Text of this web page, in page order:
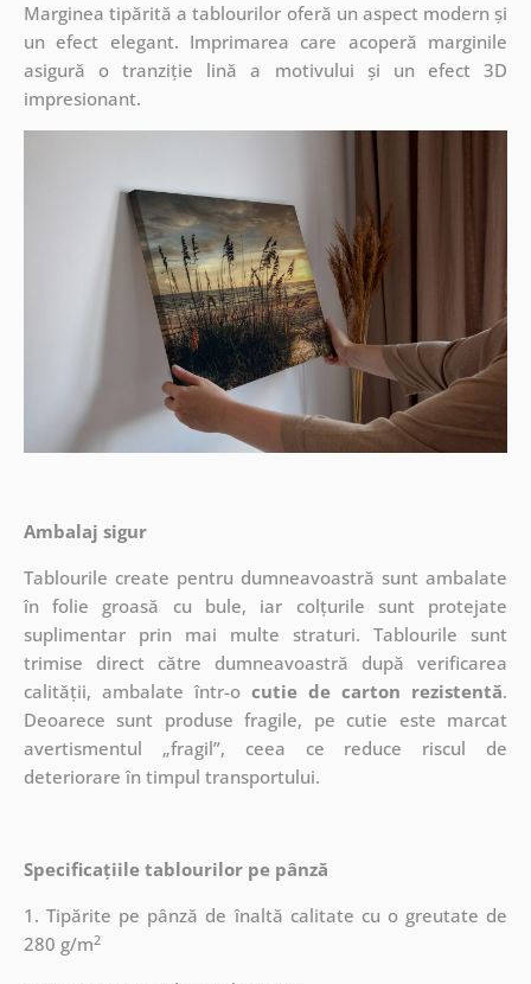
Marginea tipărită a tablourilor oferă un aspect modern și
un efect elegant. Imprimarea care acoperă marginile
asigură o tranziție lină a motivului și un efect 3D
impresionant.
Ambalaj sigur
Tablourile create pentru dumneavoastră sunt ambalate
în folie groasă cu bule, iar colțurile sunt protejate
suplimentar prin mai multe straturi.Tablourile sunt
trimise direct către dumneavoastră după verificarea
calității, ambalate într-o cutie de carton rezistentă.
Deoarece sunt produse fragile, pe cutie este marcat
avertismentul „fragil”, ceea ce reduce riscul de
deteriorare în timpul transportului.
Specificațiile tablourilor pe pânză
1. Tipărite pe pânză de înaltă calitate cu o greutate de
280 g/m2